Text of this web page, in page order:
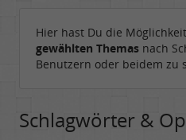
Hier hast Du die Möglichkeit
gewählten Themas nach
Benutzern oder beidem zu
Schlagwörter &